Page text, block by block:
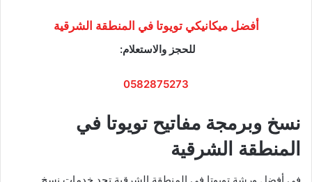
أفضل ميكانيكي تويوتا في المنطقة الشرقية
للحجز والاستعلام:
0582875273
نسخ وبرمجة مفاتيح تويوتا في
المنطقة الشرقية